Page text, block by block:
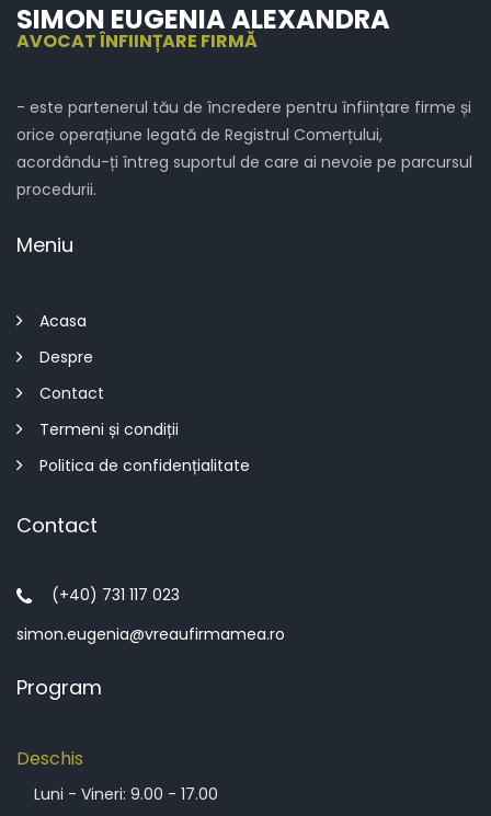
SIMON EUGENIA ALEXANDRA
AVOCAT ÎNFIINȚARE FIRMĂ
- este partenerul tău de încredere pentru înființare firme și
orice operațiune legată de Registrul Comerțului,
acordându-ți întreg suportul de care ai nevoie pe parcursul
procedurii.
Meniu
Acasa
Despre
Contact
Termeni și condiții
Politica de confidențialitate
Contact
(+40) 731 117 023
simon.eugenia@vreaufirmamea.ro
Program
Deschis
Luni - Vineri: 9.00 - 17.00